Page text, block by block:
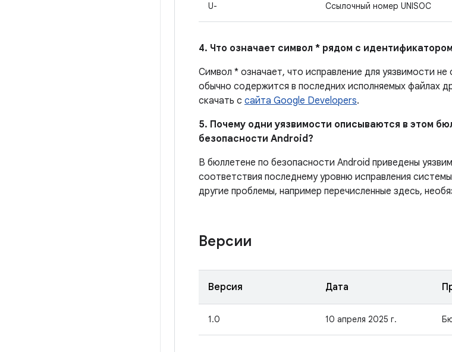
U- Ссылочный номер UNISOC
4. Что означает символ * рядом с
Символ * означает, что исправление для уязвимости не
обычно содержится в последних исполняемых файлах
скачать с сайта Google Developers.
5. Почему одни уязвимости описываются в этом
безопасности Android?
В бюллетене по безопасности Android приведены
соответствия последнему уровню исправления
другие проблемы, например перечисленные здесь,
Версии
Версия Дата
1.0 10 апреля 2025 г.